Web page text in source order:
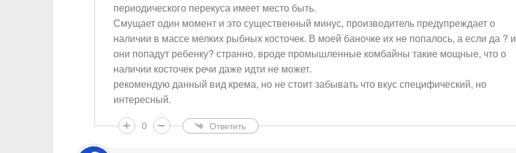
периодического перекуса имеет место быть.
Смущает один момент и это существенный минус, производитель предупреждает о
наличии в массе мелких рыбных косточек. В моей баночке их не попалось, а если да ? и
они попадут ребенку? странно, вроде промышленные комбайны такие мощные, что о
наличии косточек речи даже идти не может.
рекомендую данный вид крема, но не стоит забывать что вкус специфический, но
интересный.
0
Ответить
Добавить отзыв
Ваше имя (обязательно)
Тип отзыва